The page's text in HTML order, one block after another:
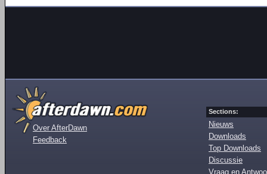
Over AfterDawn
Feedback
Sections:
Nieuws
Downloads
Top Downloads
Discussie
Vraag en